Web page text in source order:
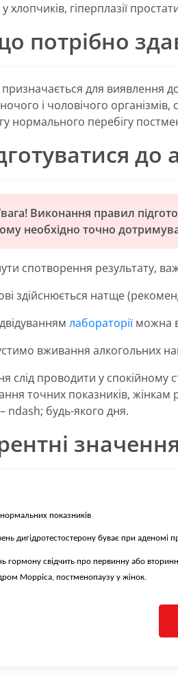
хлопчиків, гіперплазії
потрібно
для виявлення
і чоловічого
нормального перебігу
до
Виконання правил
необхідно точно
спотворення результату,
здійснюється натще
лабораторіїможна
вживання алкогольних
слід проводити у спокійному
точних показників, жінкам
ndash; будь-якого дня.
значення
нормальних показників
дигідротестостерону буває при аденомі
гормону свідчить про первинну або
Морріса, постменопаузу у жінок.